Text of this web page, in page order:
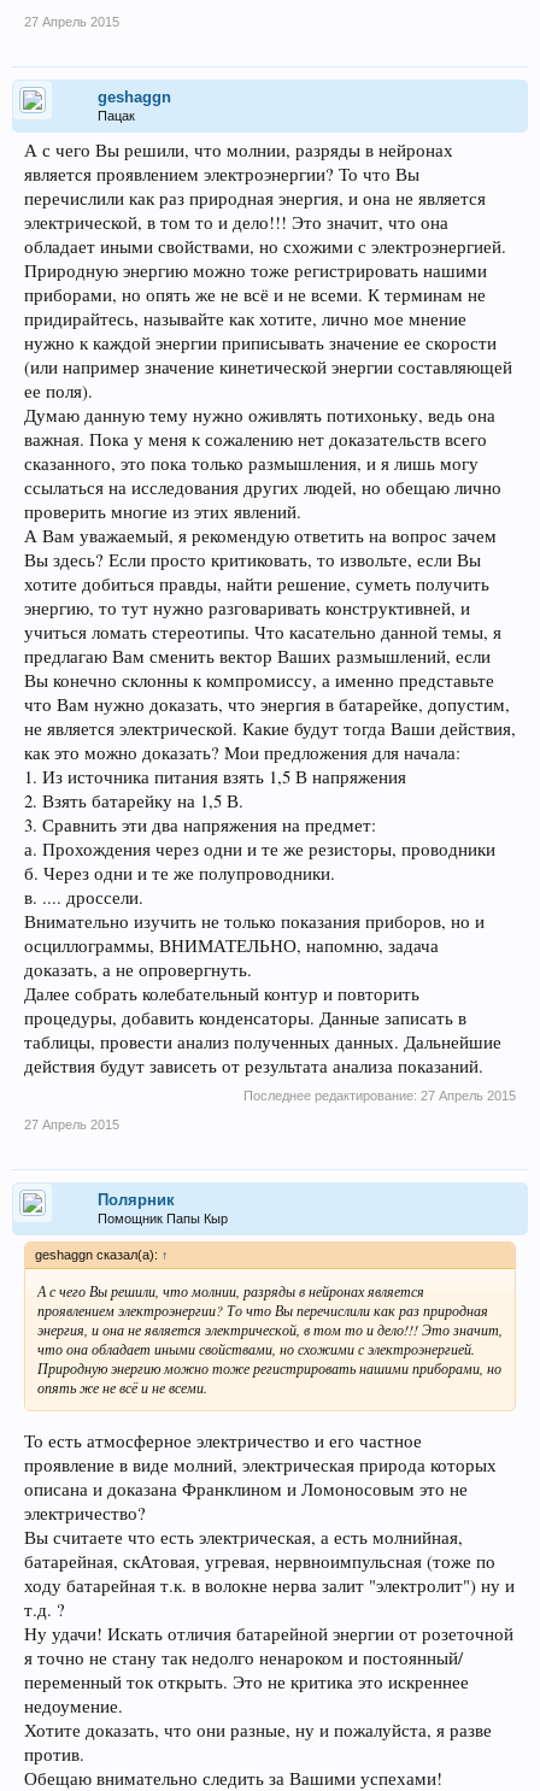
27 Апрель 2015
geshaggn
Пацак
А с чего Вы решили, что молнии, разряды в нейронах
является проявлением электроэнергии? То что Вы
перечислили как раз природная энергия, и она не является
электрической, в том то и дело!!! Это значит, что она
обладает иными свойствами, но схожими с электроэнергией.
Природную энергию можно тоже регистрировать нашими
приборами, но опять же не всё и не всеми. К терминам не
придирайтесь, называйте как хотите, лично мое мнение
нужно к каждой энергии приписывать значение ее скорости
(или например значение кинетической энергии составляющей
ее поля).
Думаю данную тему нужно оживлять потихоньку, ведь она
важная. Пока у меня к сожалению нет доказательств всего
сказанного, это пока только размышления, и я лишь могу
ссылаться на исследования других людей, но обещаю лично
проверить многие из этих явлений.
А Вам уважаемый, я рекомендую ответить на вопрос зачем
Вы здесь? Если просто критиковать, то извольте, если Вы
хотите добиться правды, найти решение, суметь получить
энергию, то тут нужно разговаривать конструктивней, и
учиться ломать стереотипы. Что касательно данной темы, я
предлагаю Вам сменить вектор Ваших размышлений, если
Вы конечно склонны к компромиссу, а именно представьте
что Вам нужно доказать, что энергия в батарейке, допустим,
не является электрической. Какие будут тогда Ваши действия,
как это можно доказать? Мои предложения для начала:
1. Из источника питания взять 1,5 В напряжения
2. Взять батарейку на 1,5 В.
3. Сравнить эти два напряжения на предмет:
а. Прохождения через одни и те же резисторы, проводники
б. Через одни и те же полупроводники.
в. .... дроссели.
Внимательно изучить не только показания приборов, но и
осциллограммы, ВНИМАТЕЛЬНО, напомню, задача
доказать, а не опровергнуть.
Далее собрать колебательный контур и повторить
процедуры, добавить конденсаторы. Данные записать в
таблицы, провести анализ полученных данных. Дальнейшие
действия будут зависеть от результата анализа показаний.
Последнее редактирование: 27 Апрель 2015
27 Апрель 2015
Полярник
Помощник Папы Кыр
geshaggn сказал(а): ↑
А с чего Вы решили, что молнии, разряды в нейронах является
проявлением электроэнергии? То что Вы перечислили как раз природная
энергия, и она не является электрической, в том то и дело!!! Это значит,
что она обладает иными свойствами, но схожими с электроэнергией.
Природную энергию можно тоже регистрировать нашими приборами, но
опять же не всё и не всеми.
То есть атмосферное электричество и его частное
проявление в виде молний, электрическая природа которых
описана и доказана Франклином и Ломоносовым это не
электричество?
Вы считаете что есть электрическая, а есть молнийная,
батарейная, скАтовая, угревая, нервноимпульсная (тоже по
ходу батарейная т.к. в волокне нерва залит "электролит") ну и
т.д. ?
Ну удачи! Искать отличия батарейной энергии от розеточной
я точно не стану так недолго ненароком и постоянный/
переменный ток открыть. Это не критика это искреннее
недоумение.
Хотите доказать, что они разные, ну и пожалуйста, я разве
против.
Обещаю внимательно следить за Вашими успехами!